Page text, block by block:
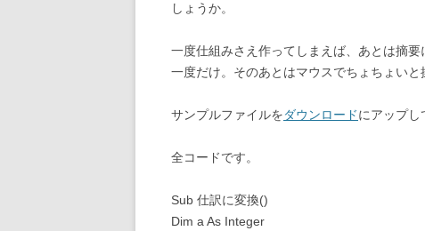
しょうか。
一度仕組みさえ作ってしまえば、あとは摘
一度だけ。そのあとはマウスでちょちょい
サンプルファイルをダウンロードにアップし
全コードです。
Sub 仕訳に変換()
Dim a As Integer